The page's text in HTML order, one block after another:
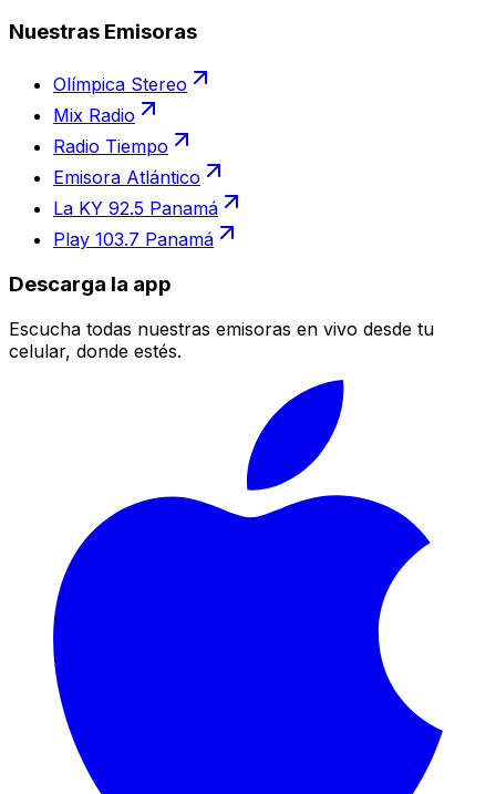
Nuestras Emisoras
Olímpica Stereo
Mix Radio
Radio Tiempo
Emisora Atlántico
La KY 92.5 Panamá
Play 103.7 Panamá
Descarga la app
Escucha todas nuestras emisoras en vivo desde tu
celular, donde estés.